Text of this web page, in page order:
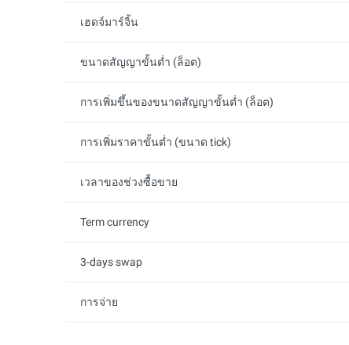
เฮดจ์มาร์จิ้น
ขนาดสัญญาขั้นต่ำ (ล็อต)
การเพิ่มขึ้นของขนาดสัญญาขั้นต่ำ (ล็อต)
การเพิ่มราคาขั้นต่ำ (ขนาด tick)
เวลาของช่วงซื้อขาย
Term currency
3-days swap
การจ่าย